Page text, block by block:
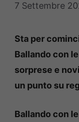
7 Settembre
Sta per
Ballando con
sorprese e
un punto su
Ballando con